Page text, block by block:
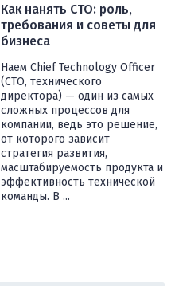
Как нанять СТО: роль,
требования и советы для
бизнеса
Наем Chief Technology Officer
(СТО, технического
директора) — один из самых
сложных процессов для
компании, ведь это решение,
от которого зависит
стратегия развития,
масштабируемость продукта и
эффективность технической
команды. В ...